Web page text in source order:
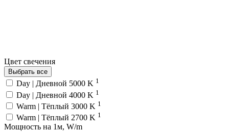
Цвет свечения
Выбрать все
Day | Дневной 5000 K 1
Day | Дневной 4000 K 1
Warm | Тёплый 3000 K 1
Warm | Тёплый 2700 K 1
Мощность на 1м, W/m